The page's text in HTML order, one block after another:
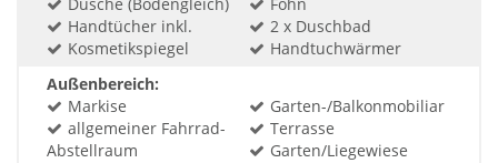
Handtücher inkl.
2 x Duschbad
Kosmetikspiegel
Handtuchwärmer
Außenbereich:
Markise
Garten-/Balkonmobiliar
allgemeiner Fahrrad-
Abstellraum
Terrasse
Garten/Liegewiese